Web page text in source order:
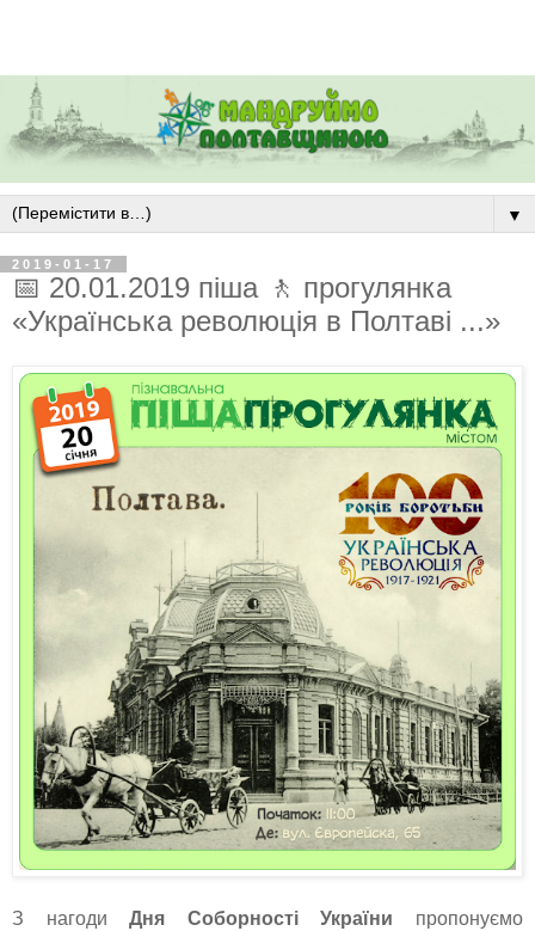
▼
2019-01-17
📅 20.01.2019 піша 🚶 прогулянка
«Українська революція в Полтаві ...»
З нагодиДня Соборності України пропонуємо